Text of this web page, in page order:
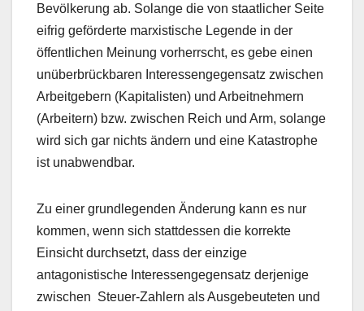
Bevölkerung ab. Solange die von staatlicher Seite
eifrig geförderte marxistische Legende in der
öffentlichen Meinung vorherrscht, es gebe einen
unüberbrückbaren Interessengegensatz zwischen
Arbeitgebern (Kapitalisten) und Arbeitnehmern
(Arbeitern) bzw. zwischen Reich und Arm, solange
wird sich gar nichts ändern und eine Katastrophe
ist unabwendbar.
Zu einer grundlegenden Änderung kann es nur
kommen, wenn sich stattdessen die korrekte
Einsicht durchsetzt, dass der einzige
antagonistische Interessengegensatz derjenige
zwischen Steuer-Zahlern als Ausgebeuteten und